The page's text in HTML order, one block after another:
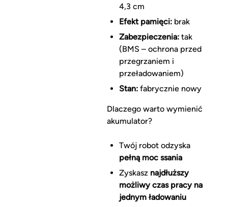
4,3 cm
Efekt pamięci:brak
Zabezpieczenia:tak
(BMS – ochrona przed
przegrzaniem i
przeładowaniem)
Stan:fabrycznie nowy
Dlaczego warto wymienić
akumulator?
Twój robot odzyska
pełną moc ssania
Zyskasz najdłuższy
możliwy czas pracy na
jednym ładowaniu